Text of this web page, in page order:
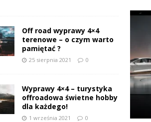
Off road wyprawy 4×4
terenowe – o czym warto
pamiętać ?
25 sierpnia 2021 0
Wyprawy 4×4 – turystyka
offroadowa świetne hobby
dla każdego!
1 września 2021 0